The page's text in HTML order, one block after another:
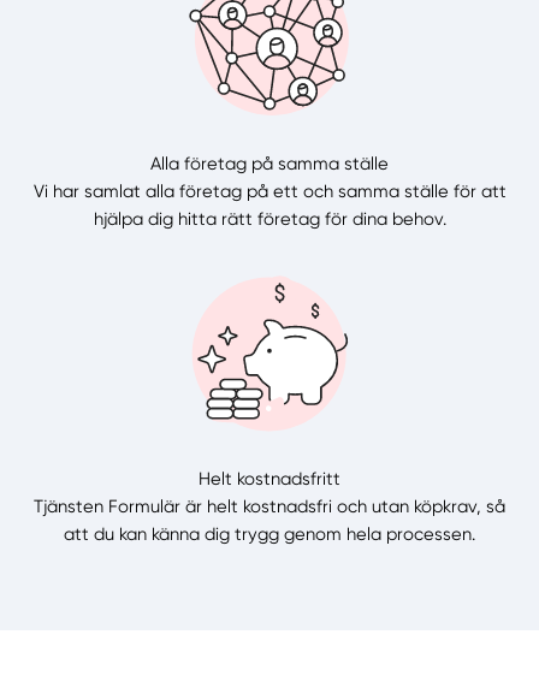
Alla företag på samma ställe
Vi har samlat alla företag på ett och samma ställe för att
hjälpa dig hitta rätt företag för dina behov.
Helt kostnadsfritt
Tjänsten Formulär är helt kostnadsfri och utan köpkrav, så
att du kan känna dig trygg genom hela processen.